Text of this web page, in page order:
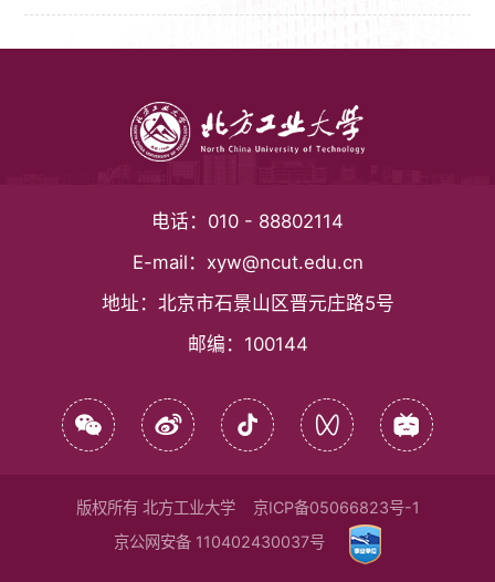
电话： 010 - 88802114
E-mail： xyw@ncut.edu.cn
地址： 北京市石景山区晋元庄路5号
邮编： 100144
版权所有 北方工业大学
京ICP备05066823号-1
京公网安备 110402430037号